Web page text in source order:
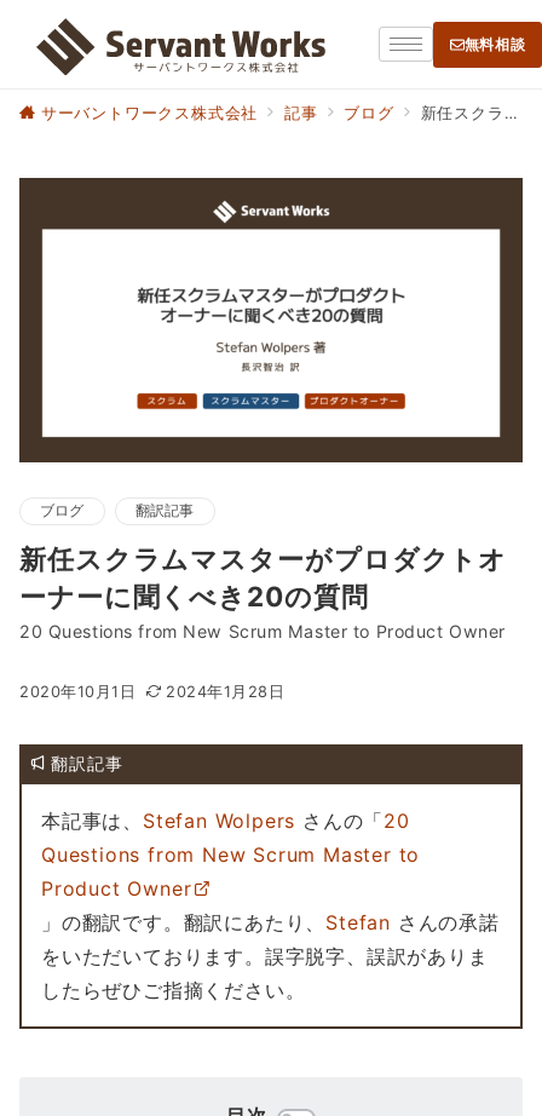
無料相談
サーバントワークス株式会社 記事 ブログ 新任スクラムマスターがプロダクトオーナーに聞くべき20の質問
ブログ 翻訳記事
新任スクラムマスターがプロダクトオ
ーナーに聞くべき20の質問
20 Questions from New Scrum Master to Product Owner
2020年10月1日 2024年1月28日
翻訳記事
本記事は、 Stefan Wolpers さんの「20
Questions from New Scrum Master to
Product Owner
」の翻訳です。翻訳にあたり、 Stefan さんの承諾
をいただいております。誤字脱字、誤訳がありま
したらぜひご指摘ください。